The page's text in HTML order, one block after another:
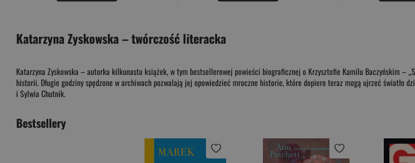
Katarzyna Zyskowska – twórczość literacka
Katarzyna Zyskowska – autorka kilkunastu książek, w tym bestsellerowej powieści biograficznej o Krzysztofie Kamilu Baczyńskim –
historii. Długie godziny spędzone w archiwach pozwalają jej opowiedzieć mroczne historie, które dopiero teraz mogą ujrzeć światło
i Sylwia Chutnik.
Bestsellery